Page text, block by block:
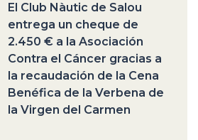
El Club Nàutic de Salou
entrega un cheque de
2.450 € a la Asociación
Contra el Cáncer gracias a
la recaudación de la Cena
Benéfica de la Verbena de
la Virgen del Carmen